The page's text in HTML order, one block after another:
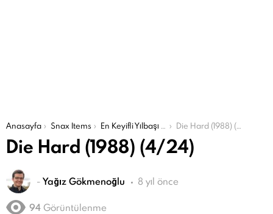
Şu an buradasın:
Anasayfa Snax Items En Keyifli Yılbaşı Filmleri Die Hard (1988) (4/24)
Die Hard (1988) (4/24)
- Yağız Gökmenoğlu 8 yıl önce
94 Görüntülenme